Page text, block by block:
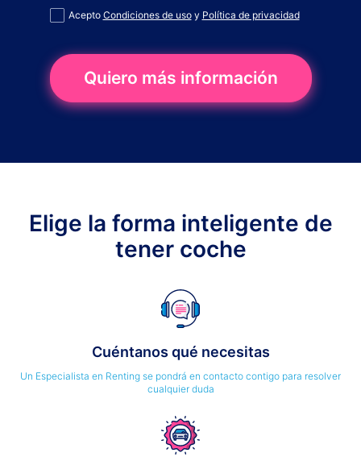
Acepto Condiciones de usoy Política de privacidad
Quiero más información
Elige la forma inteligente de
tener coche
Cuéntanos qué necesitas
Un Especialista en Renting se pondrá en contacto contigo para resolver
cualquier duda